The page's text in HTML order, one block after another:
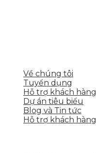
Về chúng tôi
Tuyển dụng
Hỗ trợ khách hàng
Dự án tiêu biểu
Blog và Tin tức
Hỗ trợ khách hàng